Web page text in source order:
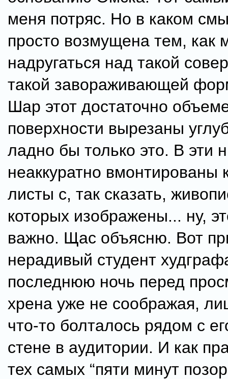
меня потряс. Но в каком
просто возмущена тем, как
надругаться над такой
такой завораживающей
Шар этот достаточно
поверхности вырезаны
ладно бы только это. В эти
неаккуратно вмонтированы
листы с, так сказать,
которых изображены... ну,
важно. Щас объясню. Вот
нерадивый студент
последнюю ночь перед
хрена уже не соображая,
что-то болталось рядом с
стене в аудитории. И как
тех самых “пяти минут